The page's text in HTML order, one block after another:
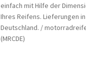
einfach mit Hilfe der
Ihres Reifens. Lieferungen
Deutschland. /
(MRCDE)